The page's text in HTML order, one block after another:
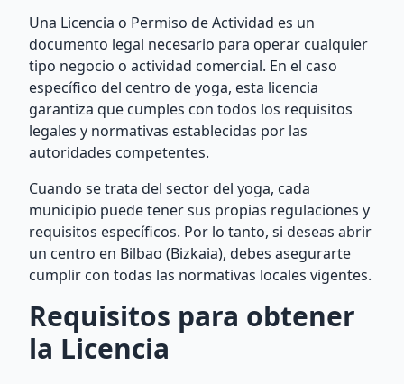
Una Licencia o Permiso de Actividad es un
documento legal necesario para operar cualquier
tipo negocio o actividad comercial. En el caso
específico del centro de yoga, esta licencia
garantiza que cumples con todos los requisitos
legales y normativas establecidas por las
autoridades competentes.
Cuando se trata del sector del yoga, cada
municipio puede tener sus propias regulaciones y
requisitos específicos. Por lo tanto, si deseas abrir
un centro en Bilbao (Bizkaia), debes asegurarte
cumplir con todas las normativas locales vigentes.
Requisitos para obtener
la Licencia